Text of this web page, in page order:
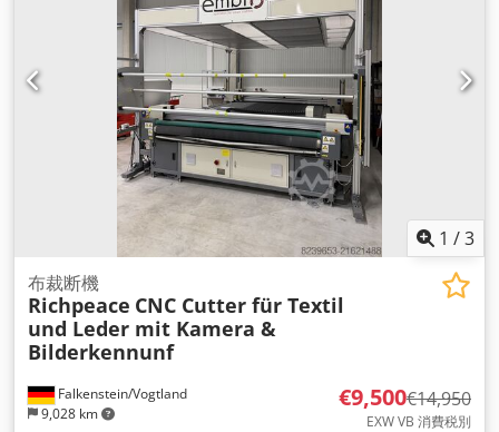
1 /3
Falkenstein/Vogtland
9,028 km
布裁断機
Richpeace CNC Cutter für Textil
und Leder mit Kamera &
Bilderkennunf
€9,500€14,950
EXW VB 消費税別